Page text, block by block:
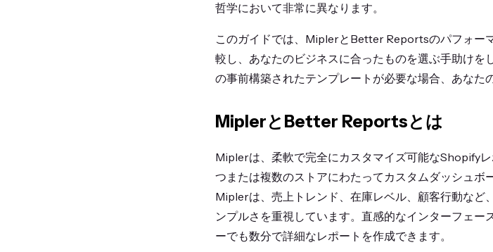
哲学において非常に異なります。
このガイドでは、MiplerとBetter Reportsのパフォー
較し、あなたのビジネスに合ったものを選ぶ手助け
の事前構築されたテンプレートが必要な場合、あなた
MiplerとBetter Reportsとは
Miplerは、柔軟で完全にカスタマイズ可能なShopify
つまたは複数のストアにわたってカスタムダッシュボ
Miplerは、売上トレンド、在庫レベル、顧客行動など
ンプルさを重視しています。直感的なインターフェ
ーでも数分で詳細なレポートを作成できます。